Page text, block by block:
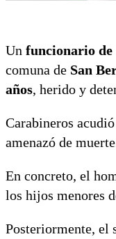
Un funcionario
comuna de San
años, herido y
Carabineros
amenazó de
En concreto, el
los hijos menores
Posteriormente, el